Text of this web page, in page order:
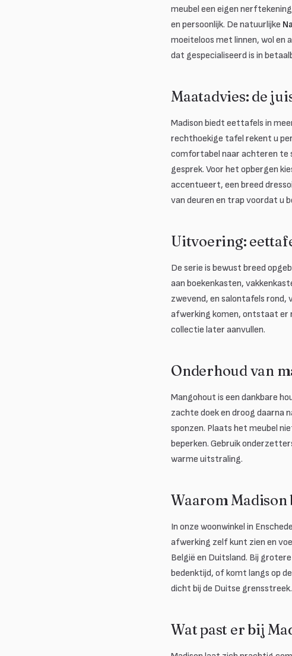
meubel een eigen
en persoonlijk. De natuurlijke
moeiteloos met linnen, wol en
dat gespecialiseerd is in
Maatadvies: de
Madison biedt eettafels in
rechthoekige tafel rekent u
comfortabel naar achteren te
gesprek. Voor het opbergen
accentueert, een breed
van deuren en trap voordat u
Uitvoering:
De serie is bewust breed
aan boekenkasten,
zwevend, en salontafels
afwerking komen, ontstaat er
collectie later aanvullen.
Onderhoud van
Mangohout is een dankbare
zachte doek en droog daarna
sponzen. Plaats het meubel
beperken. Gebruik
warme uitstraling.
Waarom Madison
In onze woonwinkel in
afwerking zelf kunt zien en
België en Duitsland. Bij
bedenktijd, of komt langs op
dicht bij de Duitse grensstreek.
Wat past er bij